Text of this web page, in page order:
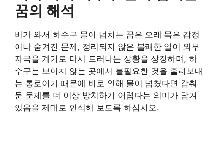
꿈의 해석
비가 와서 하수구 물이 넘치는 꿈은 오래 묵은 감정
이나 숨겨진 문제, 정리되지 않은 불쾌한 일이 외부
자극을 계기로 다시 드러나는 상황을 상징하며, 하
수구는 보이지 않는 곳에서 불필요한 것을 흘려보내
는 통로이기 때문에 비로 인해 물이 넘쳤다면 감춰
둔 문제를 더 이상 방치하기 어렵다는 의미가 담겨
있음을 제대로 인식해 보도록 하십시오.